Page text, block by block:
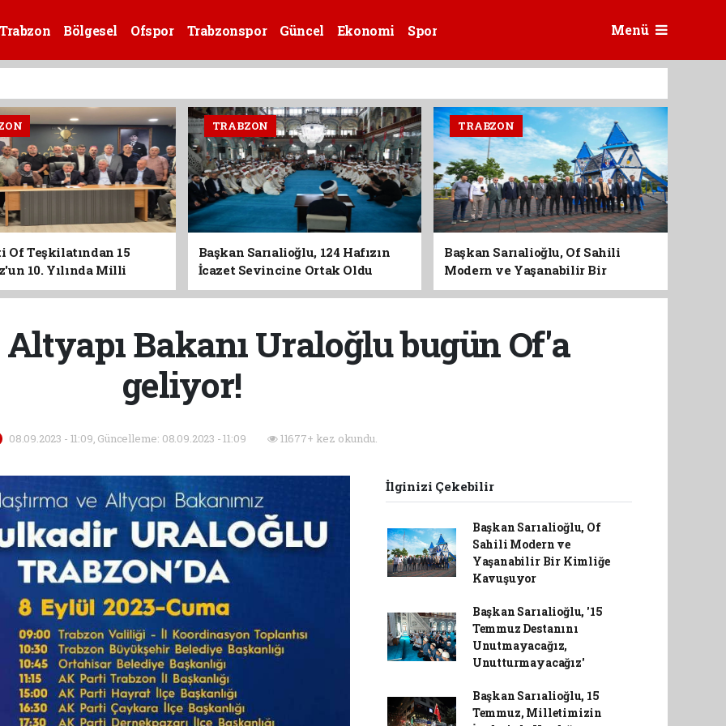
Bölgesel Ofspor Trabzonspor Güncel Ekonomi Spor Menü
Of Teşkilatından 15
10. Yılında Milli
TRABZON
Başkan Sarıalioğlu, 124 Hafızın
İcazet Sevincine Ortak Oldu
TRABZON
Başkan Sarıalioğlu, Of Sahili
Modern ve Yaşanabilir Bir
Kimliğe Kavuşuyor
Bakanı Uraloğlu bugün Of'a
geliyor!
08.09.2023 - 11:09, Güncelleme: 08.09.2023 - 11:09 11677+ kez okundu.
İlginizi Çekebilir
Başkan Sarıalioğlu, Of
Sahili Modern ve
Yaşanabilir Bir Kimliğe
Kavuşuyor
Başkan Sarıalioğlu, '15
Temmuz Destanını
Unutmayacağız,
Unutturmayacağız'
Başkan Sarıalioğlu, 15
Temmuz, Milletimizin